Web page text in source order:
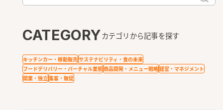
CATEGORYカテゴリから記事を探す
キッチンカー・移動販売サステナビリティ・食の未来
フードデリバリー・バーチャル業態商品開発・メニュー戦略経営・マネジメント
開業・独立集客・販促